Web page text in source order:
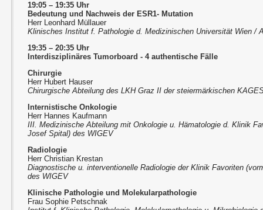
19:05 – 19:35 Uhr
Bedeutung und Nachweis der ESR1- Mutation
Herr Leonhard Müllauer
Klinisches Institut f. Pathologie d. Medizinischen Universität Wien /
19:35 – 20:35 Uhr
Interdisziplinäres Tumorboard - 4 authentische Fälle
Chirurgie
Herr Hubert Hauser
Chirurgische Abteilung des LKH Graz II der steiermärkischen
Internistische Onkologie
Herr Hannes Kaufmann
III. Medizinische Abteilung mit Onkologie u. Hämatologie d. Klinik
Josef Spital) des WIGEV
Radiologie
Herr Christian Krestan
Diagnostische u. interventionelle Radiologie der Klinik Favoriten
des WIGEV
Klinische Pathologie und Molekularpathologie
Frau Sophie Petschnak